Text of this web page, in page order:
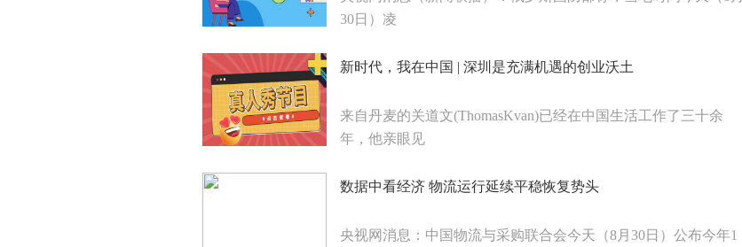
30日）凌
新时代，我在中国 | 深圳是充满机遇的创业沃土
来自丹麦的关道文(ThomasKvan)已经在中国生活工作了三十余
年，他亲眼见
数据中看经济 物流运行延续平稳恢复势头
央视网消息：中国物流与采购联合会今天（8月30日）公布今年1